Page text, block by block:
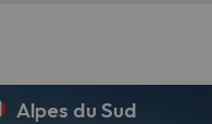
Alpes du Sud